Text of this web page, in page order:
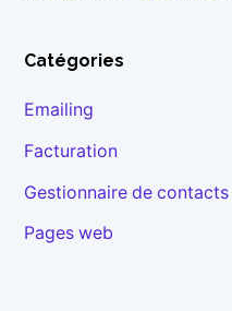
Catégories
Emailing
Facturation
Gestionnaire de contacts
Pages web